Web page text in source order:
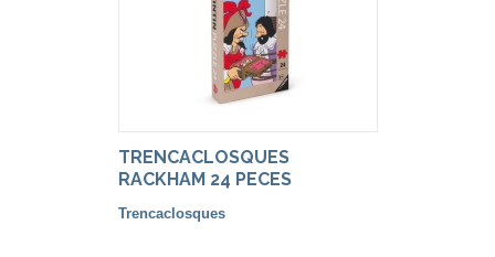
TRENCACLOSQUES
RACKHAM 24 PECES
Trencaclosques